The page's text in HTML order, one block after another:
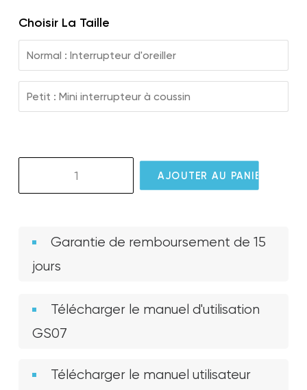
Choisir La Taille
Normal : Interrupteur d'oreiller
Petit : Mini interrupteur à coussin
AJOUTER AU PANIER
Garantie de remboursement de 15
jours
Télécharger le manuel d'utilisation
GS07
Télécharger le manuel utilisateur